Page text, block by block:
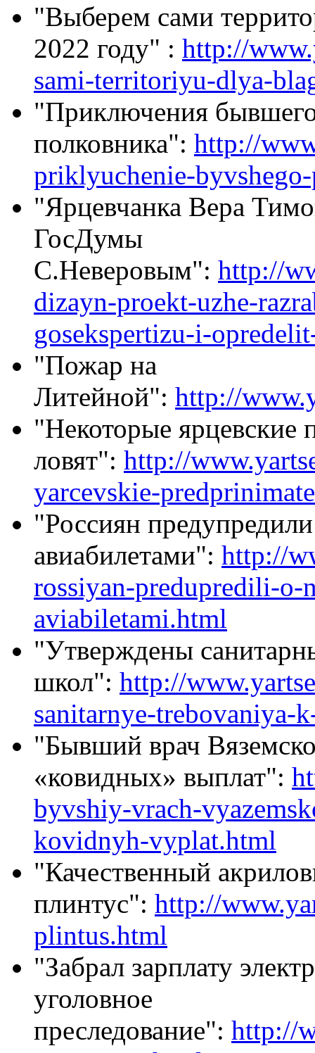
"Выберем сами
2022 году" : http://
sami-territoriyu-dlya-
"Приключения
полковника": http://
priklyuchenie-
"Ярцевчанка Вера
ГосДумы
С.Неверовым": http://
dizayn-proekt-uzhe-
gosekspertizu-i-
"Пожар на
Литейной": http://
"Некоторые
ловят": http://
yarcevskie-
"Россиян
авиабилетами": http://
rossiyan-predupredili-o-
aviabiletami.html
"Утверждены
школ": http://
sanitarnye-trebovaniya-
"Бывший врач
«ковидных» выплат":
byvshiy-vrach-
kovidnyh-vyplat.html
"Качественный
плинтус": http://
plintus.html
"Забрал зарплату
уголовное
преследование": http://